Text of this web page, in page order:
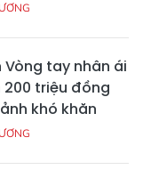
tay nhân ái
200 triệu đồng
khó khăn